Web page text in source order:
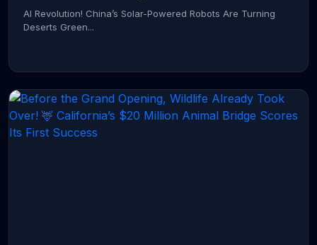
AI Revolution! China’s Solar-Powered Robots Are Turning
Deserts Green...